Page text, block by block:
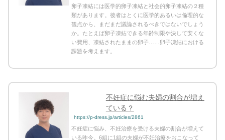
卵子凍結には医学的卵子凍結と社会的卵子凍結の２種
類があります。後者はとくに医学的あるいは倫理的な
観点から、まだまだ議論されるべきではないでしょう
か。たとえば卵子凍結できる年齢制限や決して安くな
い費用、凍結されたままの卵子……卵子凍結における
課題を考えます。
不妊症に悩む夫婦の割合が増え
ている？
https://p-dress.jp/articles/2861
不妊症に悩み、不妊治療を受ける夫婦の割合が増えて
いる昨今。6組に1組の夫婦が不妊治療をおこなって